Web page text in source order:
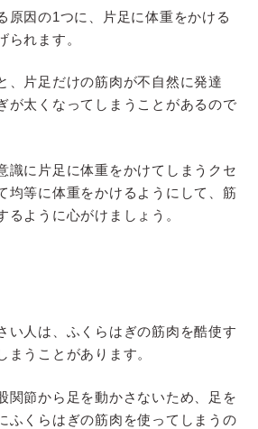
原因の1つに、片足に体重をかける
られます。
、片足だけの筋肉が不自然に発達
が太くなってしまうことがあるので
識に片足に体重をかけてしまうクセ
均等に体重をかけるようにして、筋
るように心がけましょう。
い人は、ふくらはぎの筋肉を酷使す
まうことがあります。
関節から足を動かさないため、足を
ふくらはぎの筋肉を使ってしまうの